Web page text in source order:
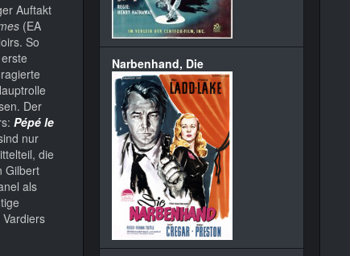
Auftakt
(EA
So
Der
Pépé le
nur
die
Gilbert
als
Narbenhand, Die